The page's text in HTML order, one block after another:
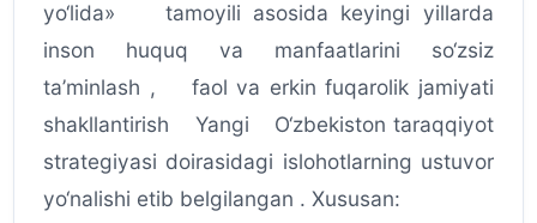
yo‘lida» tamoyili asosida keyingi yillarda
inson huquq va manfaatlarini so‘zsiz
ta’minlash , faol va erkin fuqarolik jamiyati
shakllantirish Yangi O‘zbekiston taraqqiyot
strategiyasi doirasidagi islohotlarning ustuvor
yo‘nalishi etib belgilangan . Xususan: